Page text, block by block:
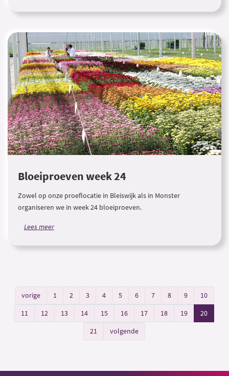
Bloeiproeven week 24
Zowel op onze proeflocatie in Bleiswijk als in Monster
organiseren we in week 24 bloeiproeven.
Lees meer
vorige 1 2 3 4 5 6 7 8 9
10
11
12 13 14 15 16 17 18 19
20
21
volgende